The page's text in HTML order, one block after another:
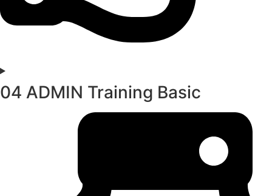
04 ADMIN Training Basic